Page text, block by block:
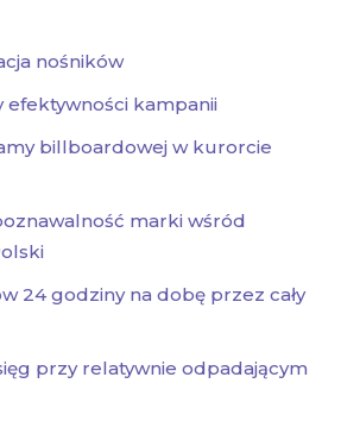
nośników
kampanii
billboardowej w kurorcie
marki wśród
24 godziny na dobę przez cały
przy relatywnie odpadającym